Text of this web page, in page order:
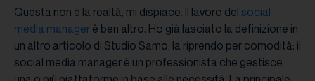
Questa non è la realtà, mi dispiace. Il lavoro del social
media manager è ben altro. Ho già lasciato la definizione in
un altro articolo di Studio Samo, la riprendo per comodità: il
social media manager è un professionista che gestisce